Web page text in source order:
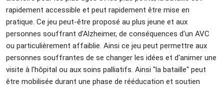
rapidement accessible et peut rapidement être mise en
pratique. Ce jeu peut-être proposé au plus jeune et aux
personnes souffrant d’Alzheimer, de conséquences d'un AVC
ou particulièrement affaiblie. Ainsi ce jeu peut permettre aux
personnes souffrantes de se changer les idées et d'animer une
visite à l'hôpital ou aux soins palliatifs. Ainsi "la bataille" peut
être mobilisée durant une phase de rééducation et soutien